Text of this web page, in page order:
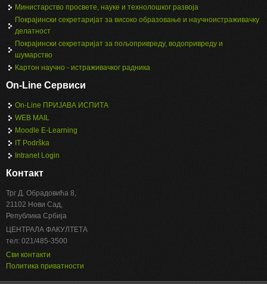
Министарство просвете, науке и технолошког развоја
Покрајински секретаријат за високо образовање и научноистраживачку
делатност
Покрајински секретаријат за пољопривреду, водопривреду и
шумарство
Картон научно - истраживачког радника
On-Line Сервиси
On-Line ПРИЈАВА ИСПИТА
WEB MAIL
Moodle E-Learning
IT Podrška
Intranet Login
Контакт
Трг Д. Обрадовића 8,
21102 Нови Сад,
Република Србија
ЦЕНТРАЛА ФАКУЛТЕТА
тел: 021/485-3500
Сви контакти
Политика приватности